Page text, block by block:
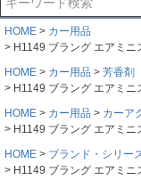
HOME
カー用品
H1149 ブラング エアミ
HOME
カー用品
芳香剤
H1149 ブラング エアミ
HOME
カー用品 カーア
H1149 ブラング エアミ
HOME
ブランド・シリー
H1149 ブラング エアミ